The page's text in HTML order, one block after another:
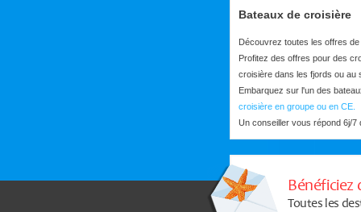
Bateaux de croisière
Découvrez toutes les offres
Profitez des offres pour des
croisière dans les fjords ou au
Embarquez sur l'un des
croisière en groupe ou en CE.
Un conseiller vous répond 6j/7
Bénéficiez
Toutes les